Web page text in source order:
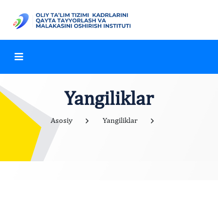
Yangiliklar
Asosiy Yangiliklar